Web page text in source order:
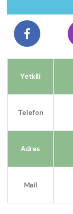
Yetkili
Telefon
Adres
Mail